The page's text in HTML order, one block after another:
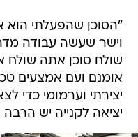
"הסוכן שהפעלתי הוא
וישר שעשה עבודה
שולח סוכן אתה שולח
אומנם ועם אמצעים
יצירתי וערמומי כדי
יציאה לקנייה יש